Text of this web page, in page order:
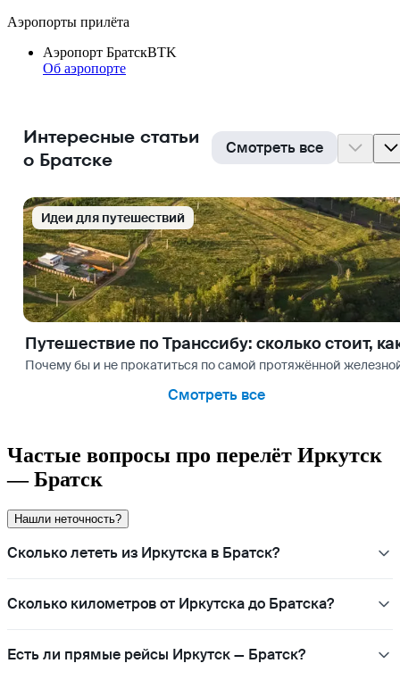
Аэропорты прилёта
Аэропорт БратскBTK
Об аэропорте
Интересные статьи
о Братске
Смотреть все
Идеи для путешествий
Путешествие по Транссибу: сколько стоит,
Почему бы и не прокатиться по самой протяжённой
Смотреть все
Частые вопросы про перелёт Иркутск
— Братск
Нашли неточность?
Сколько лететь из Иркутска в Братск?
Сколько километров от Иркутска до Братска?
Есть ли прямые рейсы Иркутск — Братск?